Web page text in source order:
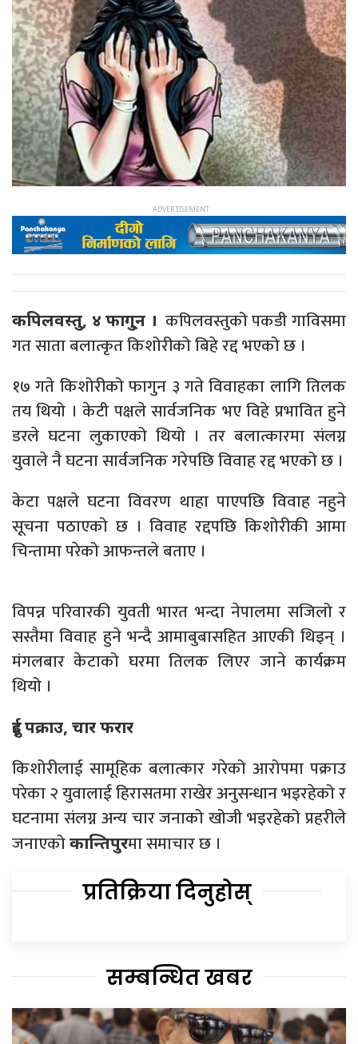
कपिलवस्तु, ४ फागु्न । कपिलवस्तुको पकडी गाविसमा
गत साता बलात्कृत किशोरीको बिहे रद्द भएको छ ।
१७ गते किशोरीको फागुन ३ गते विवाहका लागि तिलक
तय थियो । केटी पक्षले सार्वजनिक भए विहे प्रभावित हुने
डरले घटना लुकाएको थियो । तर बलात्कारमा संलग्न
युवाले नै घटना सार्वजनिक गरेपछि विवाह रद्द भएको छ ।
केटा पक्षले घटना विवरण थाहा पाएपछि विवाह नहुने
सूचना पठाएको छ । विवाह रद्दपछि किशोरीकी आमा
चिन्तामा परेको आफन्तले बताए ।
विपन्न परिवारकी युवती भारत भन्दा नेपालमा सजिलो र
सस्तैमा विवाह हुने भन्दै आमाबुबासहित आएकी थिइन् ।
मंगलबार केटाको घरमा तिलक लिएर जाने कार्यक्रम
थियो ।
दुई पक्राउ, चार फरार
किशोरीलाई सामूहिक बलात्कार गरेको आरोपमा पक्राउ
परेका २ युवालाई हिरासतमा राखेर अनुसन्धान भइरहेको र
घटनामा संलग्न अन्य चार जनाको खोजी भइरहेको प्रहरीले
जनाएकोकान्तिपुरमा समाचार छ ।
प्रतिक्रिया दिनुहोस्
सम्बन्धित खबर